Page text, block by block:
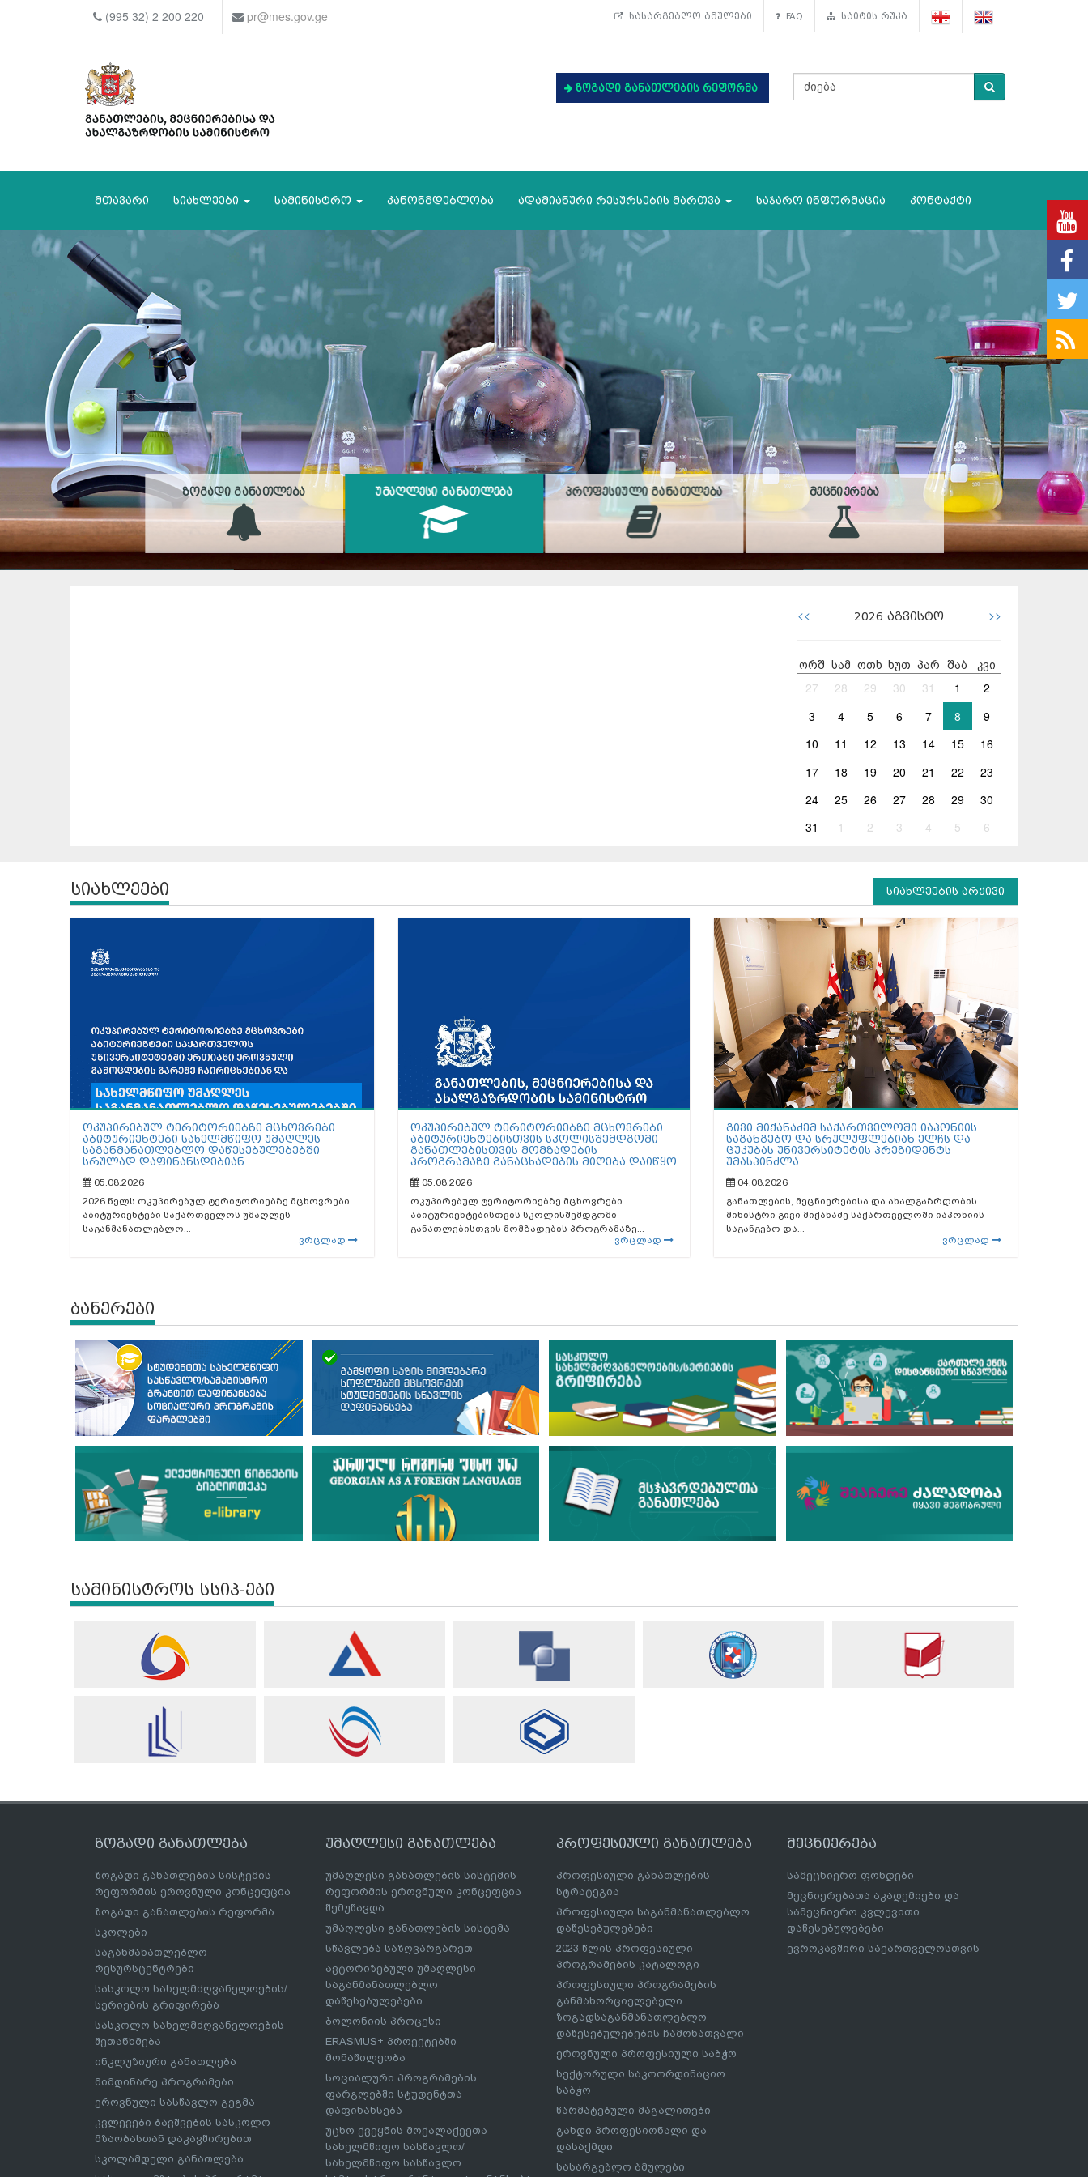
(995 32) 2 200 220 pr@mes.gov.ge სასარგებლო ბმულები FAQ საიტის რუკა
ზოგადი განათლების რეფორმა
მთავარი სიახლეები სამინისტრო კანონმდებლობა ადამიანური რესურსების მართვა საჯარო ინფორმაცია კონტაქტი
ᲖᲝᲒᲐᲓᲘ ᲒᲐᲜᲐᲗᲚᲔᲑᲐ ᲣᲛᲐᲦᲚᲔᲡᲘ ᲒᲐᲜᲐᲗᲚᲔᲑᲐ ᲞᲠᲝᲤᲔᲡᲘᲣᲚᲘ ᲒᲐᲜᲐᲗᲚᲔᲑᲐ ᲛᲔᲪᲜᲘᲔᲠᲔᲑᲐ
<< 2026 აგვისტო >>
ორშ სამ ოთხ ხუთ პარ შაბ კვი
27 28 29 30 31 1
2
3
4 5 6 7 8
9
10
11 12 13 14 15
16
17
18 19 20 21 22
23
24
25 26 27 28 29
30
31
1 2 3 4 5 6
სიახლეები სიახლეების არქივი
ოკუპირებულ ტერიტორიებზე მცხოვრები
აბიტურიენტები სახელმწიფო უმაღლეს
საგანმანათლებლო დაწესებულებებში
სრულად დაფინანსდებიან
05.08.2026
2026 წელს ოკუპირებულ ტერიტორიებზე მცხოვრები
აბიტურიენტები საქართველოს უმაღლეს
საგანმანათლებლო...
ვრცლად
ოკუპირებულ ტერიტორიებზე მცხოვრები
აბიტურიენტებისთვის სკოლისშემდგომი
განათლებისთვის მომზადების
პროგრამაზე განაცხადების მიღება დაიწყო
05.08.2026
ოკუპირებულ ტერიტორიებზე მცხოვრები
აბიტურიენტებისთვის სკოლისშემდგომი
განათლებისთვის მომზადების პროგრამაზე...
ვრცლად
გივი მიქანაძემ საქართველოში იაპონიის
საგანგებო და სრულუფლებიან ელჩს და
ცუკუბას უნივერსიტეტის პრეზიდენტს
უმასპინძლა
04.08.2026
განათლების, მეცნიერებისა და ახალგაზრდობის
მინისტრი გივი მიქანაძე საქართველოში იაპონიის
საგანგებო და...
ვრცლად
ბანერები
სამინისტროს სსიპ-ები
ზოგადი განათლება
ზოგადი განათლების სისტემის
რეფორმის ეროვნული კონცეფცია
ზოგადი განათლების რეფორმა
სკოლები
საგანმანათლებლო
რესურსცენტრები
სასკოლო სახელმძღვანელოების/
სერიების გრიფირება
სასკოლო სახელმძღვანელოების
შეთანხმება
ინკლუზიური განათლება
მიმდინარე პროგრამები
ეროვნული სასწავლო გეგმა
კვლევები ბავშვების სასკოლო
მზაობასთან დაკავშირებით
სკოლამდელი განათლება
უმაღლესი განათლება
უმაღლესი განათლების სისტემის
რეფორმის ეროვნული კონცეფცია
შემუშავდა
უმაღლესი განათლების სისტემა
სწავლება საზღვარგარეთ
ავტორიზებული უმაღლესი
საგანმანათლებლო
დაწესებულებები
ბოლონიის პროცესი
ERASMUS+ პროექტებში
მონაწილეობა
სოციალური პროგრამების
ფარგლებში სტუდენტთა
დაფინანსება
უცხო ქვეყნის მოქალაქეეთა
სახელმწიფო სასწავლო/
სახელმწიფო სასწავლო
პროფესიული განათლება
პროფესიული განათლების
სტრატეგია
პროფესიული საგანმანათლებლო
დაწესებულებები
2023 წლის პროფესიული
პროგრამების კატალოგი
პროფესიული პროგრამების
განმახორციელებელი
ზოგადსაგანმანათლებლო
დაწესებულებების ჩამონათვალი
ეროვნული პროფესიული საბჭო
სექტორული საკოორდინაციო
საბჭო
წარმატებული მაგალითები
გახდი პროფესიონალი და
დასაქმდი
სასარგებლო ბმულები
მეცნიერება
სამეცნიერო ფონდები
მეცნიერებათა აკადემიები და
სამეცნიერო კვლევითი
დაწესებულებები
ევროკავშირი საქართველოსთვის